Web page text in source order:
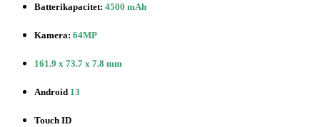
Batterikapacitet: 4500 mAh
Kamera: 64MP
161.9 x 73.7 x 7.8 mm
Android 13
Touch ID